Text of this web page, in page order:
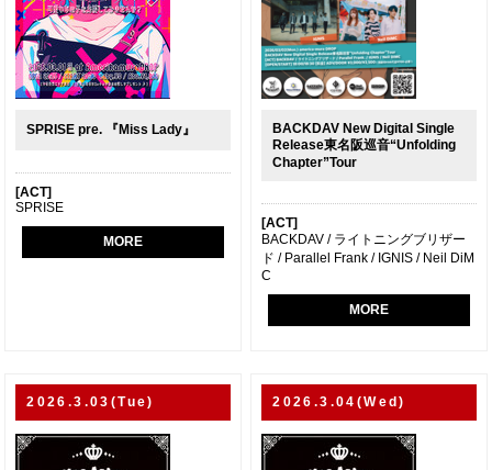
SPRISE pre. 『Miss Lady』
[ACT]
SPRISE
MORE
BACKDAV New Digital Single
Release東名阪巡音“Unfolding
Chapter”Tour
[ACT]
BACKDAV / ライトニングブリザー
ド / Parallel Frank / IGNIS / Neil DiM
C
MORE
2026.3.03(Tue) 2026.3.04(Wed)